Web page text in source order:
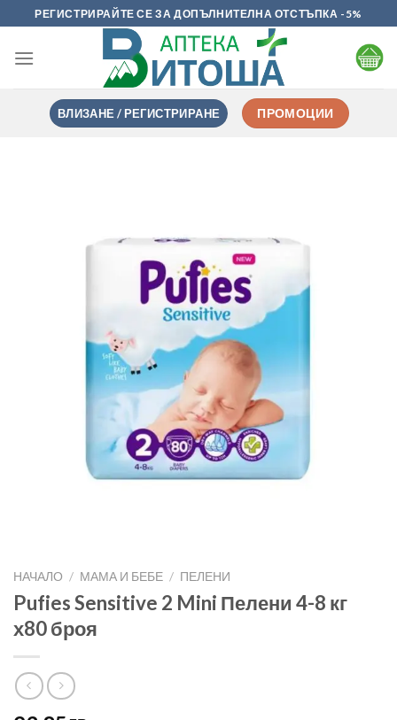
to
content
РЕГИСТРИРАЙТЕ СЕ ЗА ДОПЪЛНИТЕЛНА ОТСТЪПКА -5%
ВЛИЗАНЕ / РЕГИСТРИРАНЕ ПРОМОЦИИ
НАЧАЛО / МАМА И БЕБЕ / ПЕЛЕНИ
Pufies Sensitive 2 Mini Пелени 4-8 кг
х80 броя